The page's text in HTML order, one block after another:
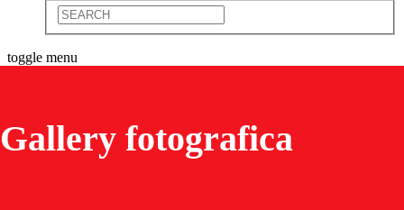
toggle menu
Gallery fotografica